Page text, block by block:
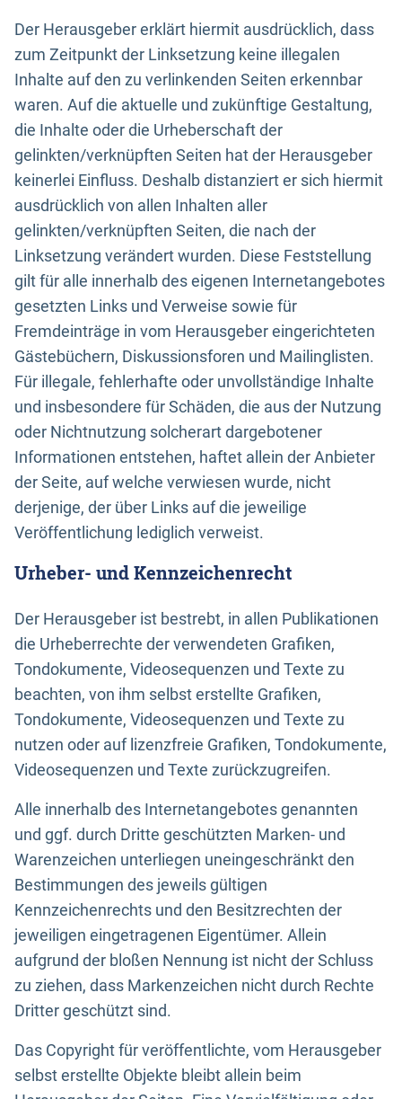
Der Herausgeber erklärt hiermit ausdrücklich, dass
zum Zeitpunkt der Linksetzung keine illegalen
Inhalte auf den zu verlinkenden Seiten erkennbar
waren. Auf die aktuelle und zukünftige Gestaltung,
die Inhalte oder die Urheberschaft der
gelinkten/verknüpften Seiten hat der Herausgeber
keinerlei Einfluss. Deshalb distanziert er sich hiermit
ausdrücklich von allen Inhalten aller
gelinkten/verknüpften Seiten, die nach der
Linksetzung verändert wurden. Diese Feststellung
gilt für alle innerhalb des eigenen Internetangebotes
gesetzten Links und Verweise sowie für
Fremdeinträge in vom Herausgeber eingerichteten
Gästebüchern, Diskussionsforen und Mailinglisten.
Für illegale, fehlerhafte oder unvollständige Inhalte
und insbesondere für Schäden, die aus der Nutzung
oder Nichtnutzung solcherart dargebotener
Informationen entstehen, haftet allein der Anbieter
der Seite, auf welche verwiesen wurde, nicht
derjenige, der über Links auf die jeweilige
Veröffentlichung lediglich verweist.
Urheber- und Kennzeichenrecht
Der Herausgeber ist bestrebt, in allen Publikationen
die Urheberrechte der verwendeten Grafiken,
Tondokumente, Videosequenzen und Texte zu
beachten, von ihm selbst erstellte Grafiken,
Tondokumente, Videosequenzen und Texte zu
nutzen oder auf lizenzfreie Grafiken, Tondokumente,
Videosequenzen und Texte zurückzugreifen.
Alle innerhalb des Internetangebotes genannten
und ggf. durch Dritte geschützten Marken- und
Warenzeichen unterliegen uneingeschränkt den
Bestimmungen des jeweils gültigen
Kennzeichenrechts und den Besitzrechten der
jeweiligen eingetragenen Eigentümer. Allein
aufgrund der bloßen Nennung ist nicht der Schluss
zu ziehen, dass Markenzeichen nicht durch Rechte
Dritter geschützt sind.
Das Copyright für veröffentlichte, vom Herausgeber
selbst erstellte Objekte bleibt allein beim